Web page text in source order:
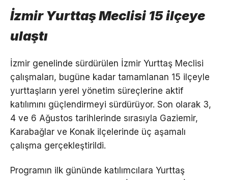
İzmir Yurttaş Meclisi 15 ilçeye
ulaştı
İzmir genelinde sürdürülen İzmir Yurttaş Meclisi
çalışmaları, bugüne kadar tamamlanan 15 ilçeyle
yurttaşların yerel yönetim süreçlerine aktif
katılımını güçlendirmeyi sürdürüyor. Son olarak 3,
4 ve 6 Ağustos tarihlerinde sırasıyla Gaziemir,
Karabağlar ve Konak ilçelerinde üç aşamalı
çalışma gerçekleştirildi.
Programın ilk gününde katılımcılara Yurttaş